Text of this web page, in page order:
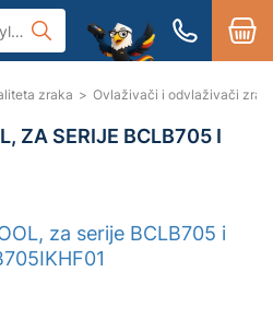
zraka > Ovlaživači i odvlaživači
ZA SERIJE BCLB705 I